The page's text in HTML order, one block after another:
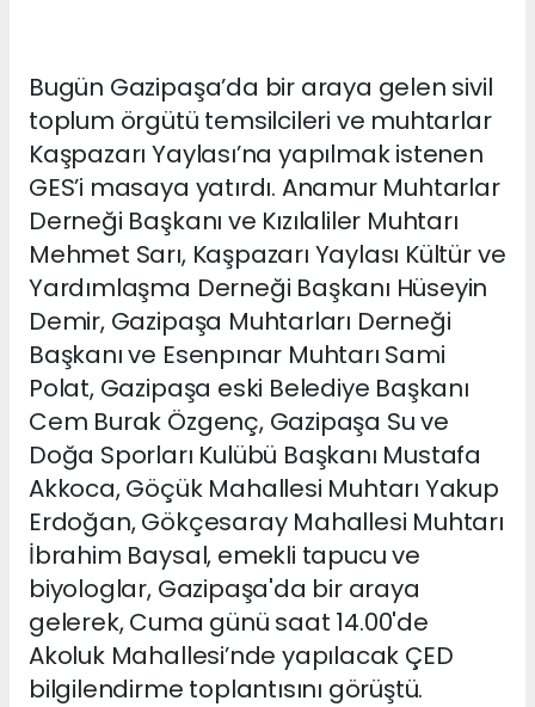
Bugün Gazipaşa’da bir araya gelen sivil
toplum örgütü temsilcileri ve muhtarlar
Kaşpazarı Yaylası’na yapılmak istenen
GES’i masaya yatırdı. Anamur Muhtarlar
Derneği Başkanı ve Kızılaliler Muhtarı
Mehmet Sarı, Kaşpazarı Yaylası Kültür ve
Yardımlaşma Derneği Başkanı Hüseyin
Demir, Gazipaşa Muhtarları Derneği
Başkanı ve Esenpınar Muhtarı Sami
Polat, Gazipaşa eski Belediye Başkanı
Cem Burak Özgenç, Gazipaşa Su ve
Doğa Sporları Kulübü Başkanı Mustafa
Akkoca, Göçük Mahallesi Muhtarı Yakup
Erdoğan, Gökçesaray Mahallesi Muhtarı
İbrahim Baysal, emekli tapucu ve
biyologlar, Gazipaşa'da bir araya
gelerek, Cuma günü saat 14.00'de
Akoluk Mahallesi’nde yapılacak ÇED
bilgilendirme toplantısını görüştü.